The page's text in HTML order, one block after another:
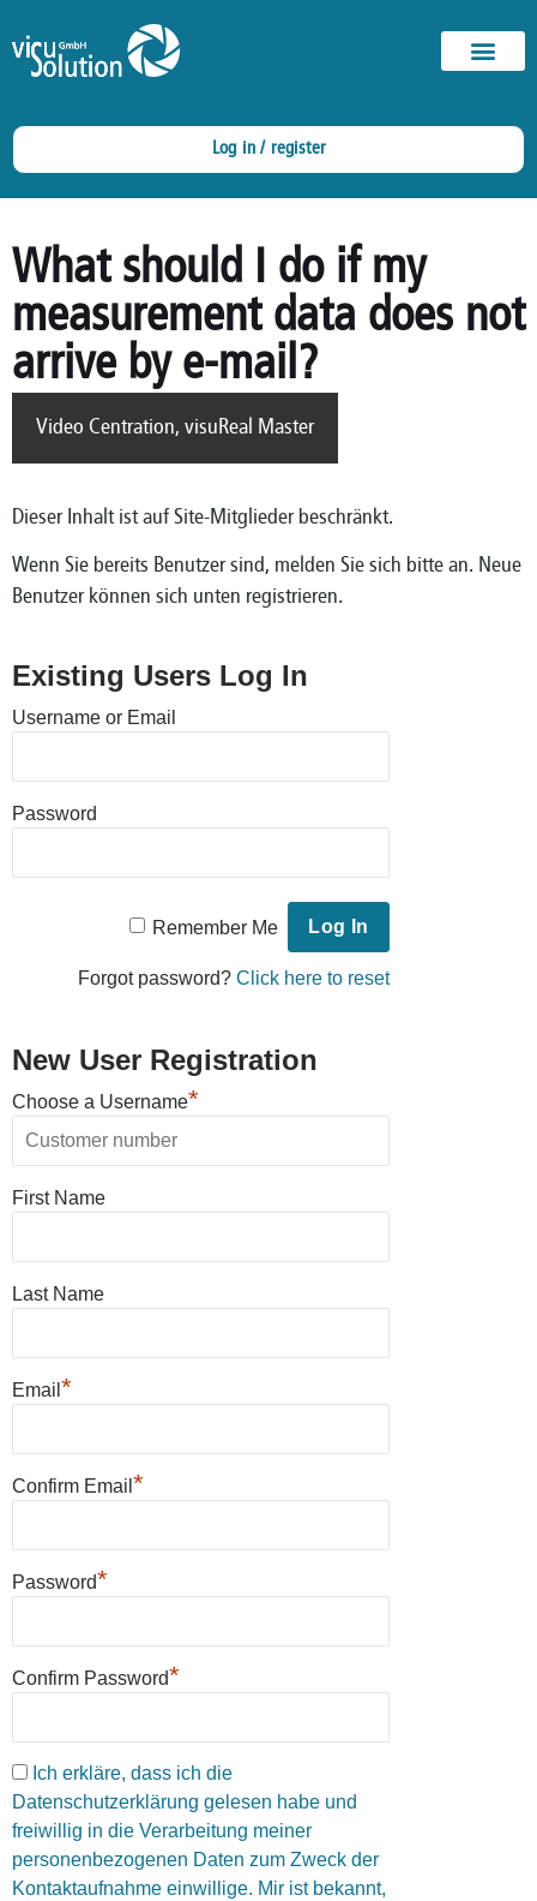
Log in / register
What should I do if my
measurement data does not
arrive by e-mail?
Video Centration, visuReal Master
Dieser Inhalt ist auf Site-Mitglieder beschränkt.
Wenn Sie bereits Benutzer sind, melden Sie sich bitte an. Neue
Benutzer können sich unten registrieren.
Existing Users Log In
Username or Email
Password
Remember Me
Forgot password? Click here to reset
New User Registration
Choose a Username*
First Name
Last Name
Email *
Confirm Email *
Password*
Confirm Password*
Ich erkläre, dass ich die
Datenschutzerklärung gelesen habe und
freiwillig in die Verarbeitung meiner
personenbezogenen Daten zum Zweck der
Kontaktaufnahme einwillige. Mir ist bekannt,